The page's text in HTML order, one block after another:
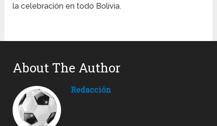
la celebración en todo Bolivia.
About The Author
Redacción